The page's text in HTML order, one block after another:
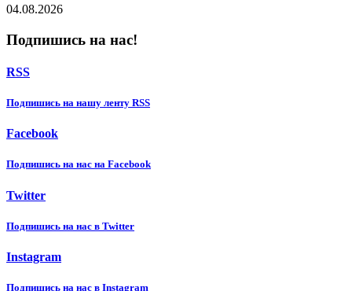
04.08.2026
Подпишись на нас!
RSS
Подпишиcь на нашу ленту RSS
Facebook
Подпишиcь на нас на Facebook
Twitter
Подпишиcь на нас в Twitter
Instagram
Подпишиcь на нас в Instagram